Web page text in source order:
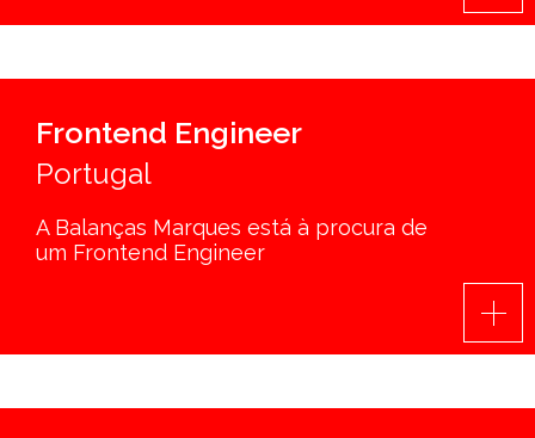
Frontend Engineer
Portugal
A Balanças Marques está à procura de
um Frontend Engineer